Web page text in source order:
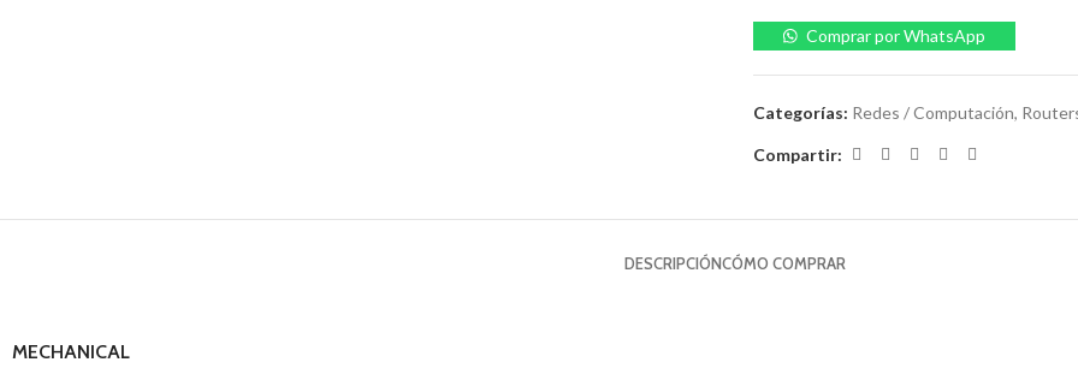
Comprar por WhatsApp
Categorías: Redes / Computación,
Compartir:
DESCRIPCIÓNCÓMO COMPRAR
MECHANICAL